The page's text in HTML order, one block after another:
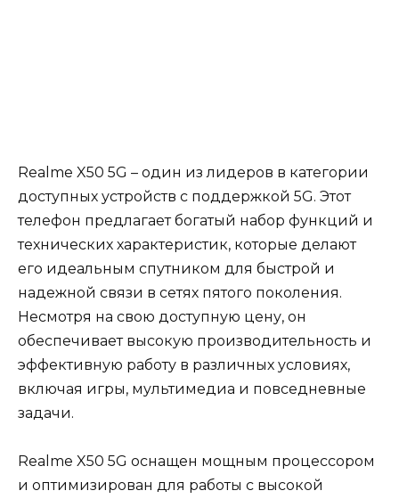
Realme X50 5G – один из лидеров в категории
доступных устройств с поддержкой 5G. Этот
телефон предлагает богатый набор функций и
технических характеристик, которые делают
его идеальным спутником для быстрой и
надежной связи в сетях пятого поколения.
Несмотря на свою доступную цену, он
обеспечивает высокую производительность и
эффективную работу в различных условиях,
включая игры, мультимедиа и повседневные
задачи.
Realme X50 5G оснащен мощным процессором
и оптимизирован для работы с высокой